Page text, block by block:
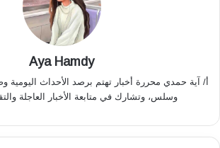
Aya Hamdy
أ/ آية حمدي محررة أخبار تهتم برصد الأحداث اليومية
وسلس، وتشارك في متابعة الأخبار العاجلة